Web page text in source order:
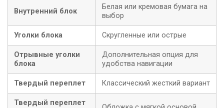
Внутренний блок
Белая или кремовая бумага на
выбор
Уголки блока Скругленные или острые
Отрывные уголки
блока
Дополнительная опция для
удобства навигации
Твердый переплет Классический жесткий вариант
Твердый переплет